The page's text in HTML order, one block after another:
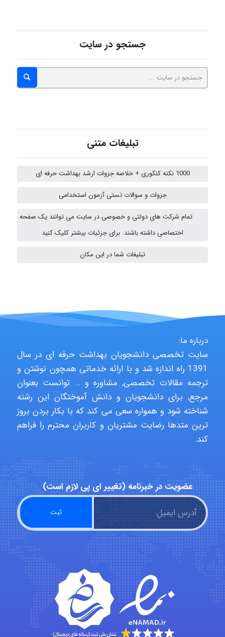
A.balandeh
fatima
Jafar Tym
aghajari vahid
malekf
abolfazlkoshehe
abolfazlkoshehe
A.balandeh
fatima
Jafar Tym
جستجو در سایت
تبلیغات متنی
1000 نکته کنکوری + خلاصه جزوات ارشد بهداشت حرفه ای
جزوات و سوالات تستی آزمون استخدامی
تمام شرکت های دولتی و خصوصی در سایت می توانند یک صفحه
اختصاصی داشته باشند. برای جزئیات بیشتر کلیک کنید
تبلیغات شما در این مکان
درباره ما:
سایت تخصصی دانشجویان بهداشت حرفه ای در سال
1391 راه اندازه شد و با ارائه خدماتی همچون نوشتن و
ترجمه مقالات تخصصی, مشاوره و … توانست بعنوان
مرجع, برای دانشجویان و دانش آموختگان این رشته
شناخته شود و همواره سعی می کند که با بکار بردن بروز
ترین متدها رضایت مشتریان و کاربران محترم را فراهم
کند.
عضویت در خبرنامه (تغییر ای پی لازم است)